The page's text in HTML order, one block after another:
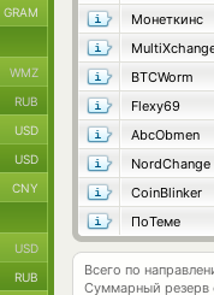
Монеткинс
BTCWorm
Flexy69
AbcObmen
NordChange
CoinBlinker
ПоТеме
Всего по
Суммарный резерв
GRAM
WMZ
RUB
USD
USD
CNY
USD
RUB